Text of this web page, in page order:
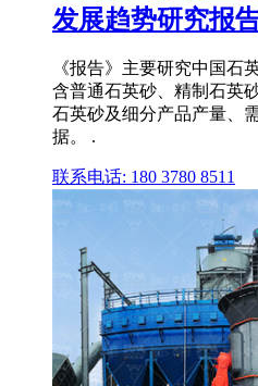
发展趋势研究报
《报告》主要研究中国石
含普通石英砂、精制石英
石英砂及细分产品产量、
据。 .
联系电话: 180 3780 8511